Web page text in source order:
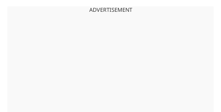
ADVERTISEMENT